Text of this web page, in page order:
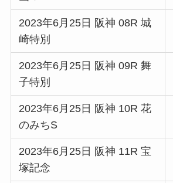
2023年6月25日 阪神 08R 城
崎特別
2023年6月25日 阪神 09R 舞
子特別
2023年6月25日 阪神 10R 花
のみちS
2023年6月25日 阪神 11R 宝
塚記念